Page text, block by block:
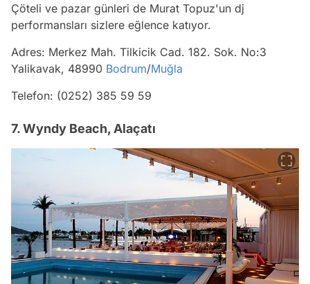
Çöteli ve pazar günleri de Murat Topuz'un dj
performansları sizlere eğlence katıyor.
Adres: Merkez Mah. Tilkicik Cad. 182. Sok. No:3
Yalikavak, 48990 Bodrum/Muğla
Telefon: (0252) 385 59 59
7. Wyndy Beach, Alaçatı